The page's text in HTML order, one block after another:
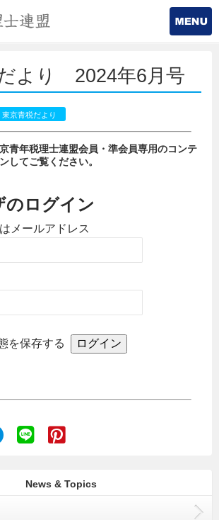
より 2024年6月号
東京青税だより
青年税理士連盟会員・準会員専用のコンテ
してご覧ください。
のログイン
メールアドレス
を保存する
News & Topics